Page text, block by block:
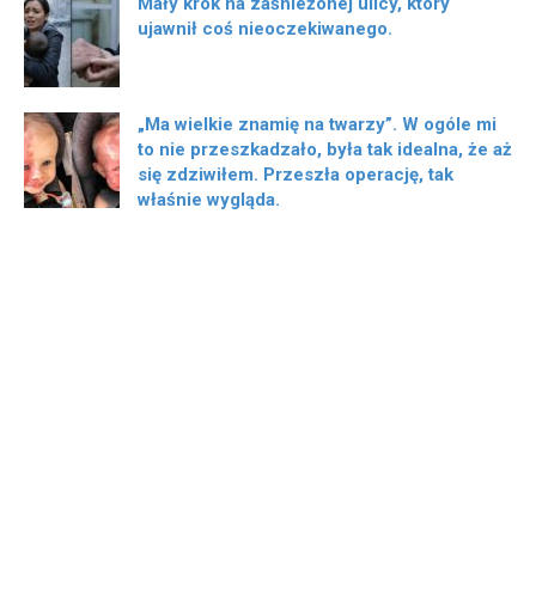
ujawnił coś nieoczekiwanego.
„Ma wielkie znamię na twarzy”. W ogóle mi
to nie przeszkadzało, była tak idealna, że ​​aż
się zdziwiłem. Przeszła operację, tak
właśnie wygląda.